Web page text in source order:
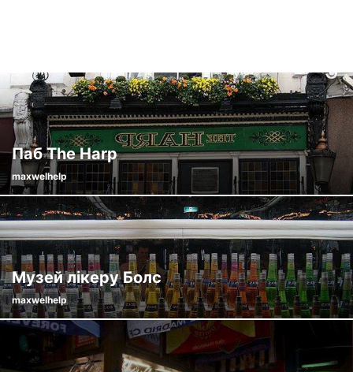
Паб The Harp
maxwelhelp
Музей лікеру Болс
maxwelhelp